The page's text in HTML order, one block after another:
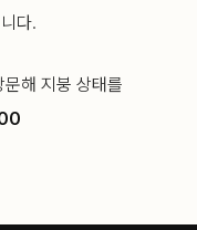
다.
해 지붕 상태를